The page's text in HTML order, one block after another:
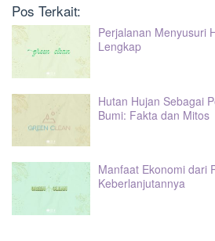
Pos Terkait:
Perjalanan Menyusuri
Lengkap
Hutan Hujan Sebagai
Bumi: Fakta dan Mitos
Manfaat Ekonomi dari
Keberlanjutannya